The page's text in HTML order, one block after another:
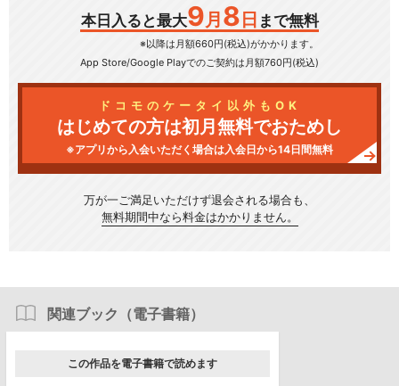
本日入ると最大9 月 8 日 まで無料
※以降は月額660円(税込)がかかります。
App Store/Google Playでのご契約は月額760円(税込)
ドコモのケータイ以外もOK
はじめての方は初月無料でおためし
※アプリから入会いただく場合は入会日から14日間無料
万が一ご満足いただけず退会される場合も、
無料期間中なら料金はかかりません。
関連ブック（電子書籍）
この作品を電子書籍で読めます